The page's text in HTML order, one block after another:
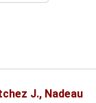
J., Nadeau